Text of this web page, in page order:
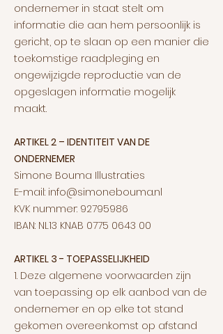
ondernemer in staat stelt om
informatie die aan hem persoonlijk is
gericht, op te slaan op een manier die
toekomstige raadpleging en
ongewijzigde reproductie van de
opgeslagen informatie mogelijk
maakt.
ARTIKEL 2 – IDENTITEIT VAN DE
ONDERNEMER
Simone Bouma Illustraties
E-mail: info@simonebouma.nl
KVK nummer: 92795986
IBAN: NL13 KNAB 0775 0643 00
ARTIKEL 3 - TOEPASSELIJKHEID
1. Deze algemene voorwaarden zijn
van toepassing op elk aanbod van de
ondernemer en op elke tot stand
gekomen overeenkomst op afstand